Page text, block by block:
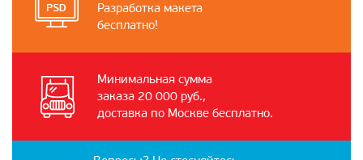
Разработка макета
бесплатно!
Минимальная сумма
заказа 20 000 руб.,
доставка по Москве бесплатно.